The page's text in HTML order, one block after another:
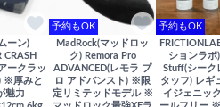
ーン)
CRASH
ークラッ
※厚みと
魅力
予約もOK
MadRock(マッドロッ
ク) Remora Pro
ADVANCED(レモラ プ
ロ アドバンスト) ※限
定リミテッドモデル ※
予約もOK
ションラボ
Stuff(シーク
タッフ) レギ
イジェニッ